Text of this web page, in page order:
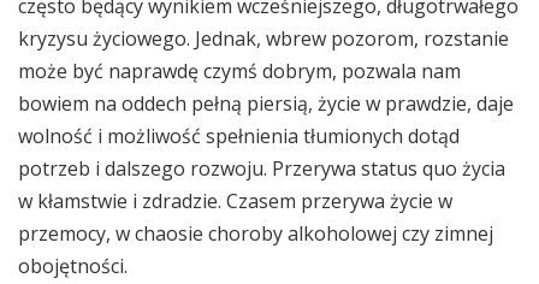
często będący wynikiem wcześniejszego, długotrwałego
kryzysu życiowego. Jednak, wbrew pozorom, rozstanie
może być naprawdę czymś dobrym, pozwala nam
bowiem na oddech pełną piersią, życie w prawdzie, daje
wolność i możliwość spełnienia tłumionych dotąd
potrzeb i dalszego rozwoju. Przerywa status quo życia
w kłamstwie i zdradzie. Czasem przerywa życie w
przemocy, w chaosie choroby alkoholowej czy zimnej
obojętności.